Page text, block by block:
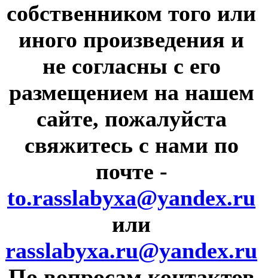
собственником того или
иного произведения и
не согласны с его
размещением на нашем
сайте, пожалуйста
свяжитесь с нами по
почте -
to.rasslabyxa@yandex.ru
или
rasslabyxa.ru@yandex.ru